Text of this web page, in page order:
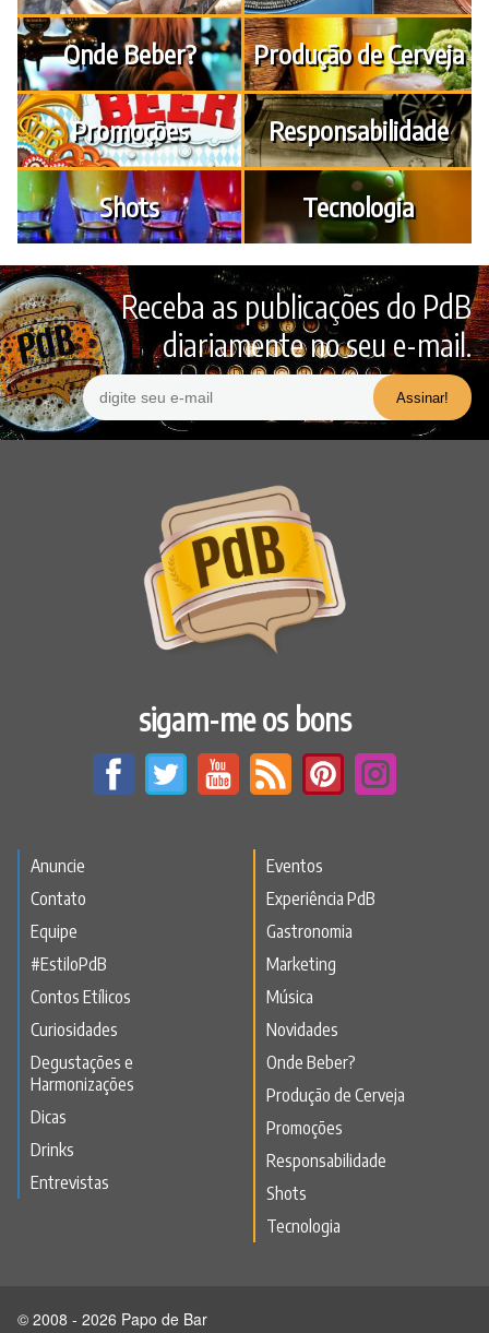
Onde Beber? Produção de Cerveja
Promoções Responsabilidade
Shots Tecnologia
Receba as publicações do PdB
diariamente no seu e-mail.
sigam-me os bons
Anuncie
Contato
Equipe
#EstiloPdB
Contos Etílicos
Curiosidades
Degustações e
Harmonizações
Dicas
Drinks
Entrevistas
Eventos
Experiência PdB
Gastronomia
Marketing
Música
Novidades
Onde Beber?
Produção de Cerveja
Promoções
Responsabilidade
Shots
Tecnologia
© 2008 - 2026 Papo de Bar